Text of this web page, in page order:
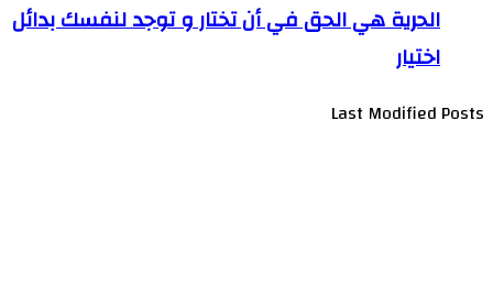
الحرية هي الحق في أن تختار و توجد لنفسك بدائل
اختيار
Last Modified Posts